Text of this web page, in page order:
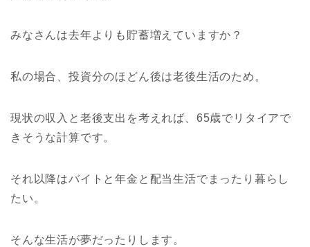
みなさんは去年よりも貯蓄増えていますか？
私の場合、投資分のほどん後は老後生活のため。
現状の収入と老後支出を考えれば、65歳でリタイアで
きそうな計算です。
それ以降はバイトと年金と配当生活でまったり暮らし
たい。
そんな生活が夢だったりします。